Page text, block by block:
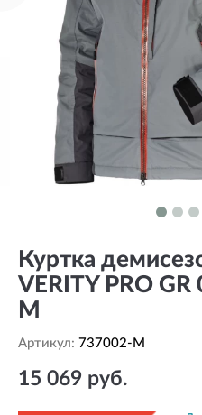
Куртка
VERITY PRO
M
Артикул: 737002-M
15 069 руб.